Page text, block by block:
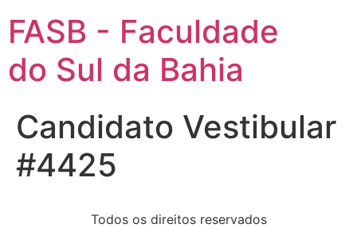
FASB - Faculdade
do Sul da Bahia
Candidato Vestibular
#4425
Todos os direitos reservados